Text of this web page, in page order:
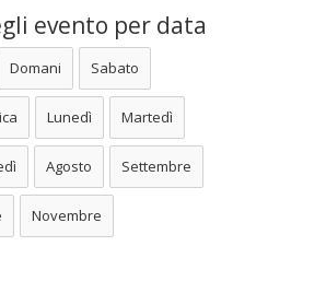
evento per data
Domani Sabato
Lunedì Martedì
Agosto Settembre
Novembre